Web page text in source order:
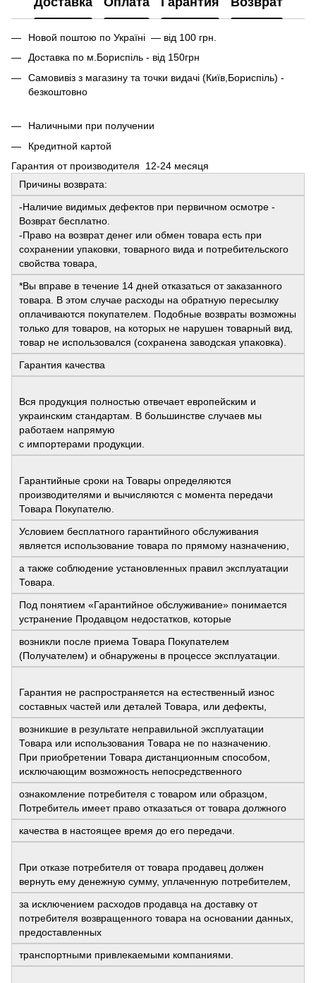
Новой поштою по Україні — від 100 грн.
Доставка по м.Бориспіль - від 150грн
Самовивіз з магазину та точки видачі (Київ,Бориспіль) -
безкоштовно
Наличными при получении
Кредитной картой
Гарантия от производителя 12-24 месяця
Причины возврата:
-Наличие видимых дефектов при первичном осмотре -
Возврат бесплатно.
-Право на возврат денег или обмен товара есть при
сохранении упаковки, товарного вида и потребительского
свойства товара,
*Вы вправе в течение 14 дней отказаться от заказанного
товара. В этом случае расходы на обратную пересылку
оплачиваются покупателем. Подобные возвраты возможны
только для товаров, на которых не нарушен товарный вид,
товар не использовался (сохранена заводская упаковка).
Гарантия качества
Вся продукция полностью отвечает европейским и
украинским стандартам. В большинстве случаев мы
работаем напрямую
с импортерами продукции.
Гарантийные сроки на Товары определяются
производителями и вычисляются с момента передачи
Товара Покупателю.
Условием бесплатного гарантийного обслуживания
является использование товара по прямому назначению,
а также соблюдение установленных правил эксплуатации
Товара.
Под понятием «Гарантийное обслуживание» понимается
устранение Продавцом недостатков, которые
возникли после приема Товара Покупателем
(Получателем) и обнаружены в процессе эксплуатации.
Гарантия не распространяется на естественный износ
составных частей или деталей Товара, или дефекты,
возникшие в результате неправильной эксплуатации
Товара или использования Товара не по назначению.
При приобретении Товара дистанционным способом,
исключающим возможность непосредственного
ознакомление потребителя с товаром или образцом,
Потребитель имеет право отказаться от товара должного
качества в настоящее время до его передачи.
При отказе потребителя от товара продавец должен
вернуть ему денежную сумму, уплаченную потребителем,
за исключением расходов продавца на доставку от
потребителя возвращенного товара на основании данных,
предоставленных
транспортными привлекаемыми компаниями.